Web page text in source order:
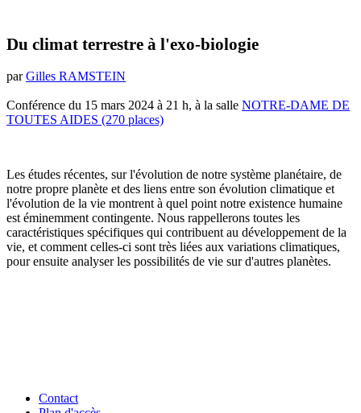
Du climat terrestre à l'exo-biologie
parGilles RAMSTEIN
Conférence du 15 mars 2024 à 21 h, à la salle NOTRE-DAME DE
TOUTES AIDES (270 places)
Les études récentes, sur l'évolution de notre système planétaire, de
notre propre planète et des liens entre son évolution climatique et
l'évolution de la vie montrent à quel point notre existence humaine
est éminemment contingente. Nous rappellerons toutes les
caractéristiques spécifiques qui contribuent au développement de la
vie, et comment celles-ci sont très liées aux variations climatiques,
pour ensuite analyser les possibilités de vie sur d'autres planètes.
Contact